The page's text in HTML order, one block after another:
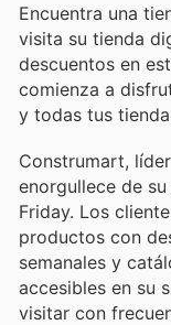
Encuentra una
visita su tienda
descuentos en
comienza a
y todas tus
Construmart,
enorgullece de
Friday. Los
productos con
semanales y
accesibles en su
visitar con